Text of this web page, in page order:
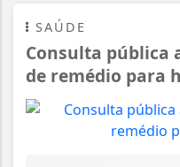
SAÚDE
Consulta pública
de remédio para